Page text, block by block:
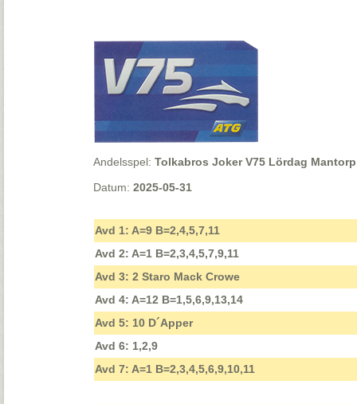
Andelsspel:Tolkabros Joker V75 Lördag
Datum:2025-05-31
Avd 1: A=9 B=2,4,5,7,11
Avd 2: A=1 B=2,3,4,5,7,9,11
Avd 3: 2 Staro Mack Crowe
Avd 4: A=12 B=1,5,6,9,13,14
Avd 5: 10 D´Apper
Avd 6: 1,2,9
Avd 7: A=1 B=2,3,4,5,6,9,10,11